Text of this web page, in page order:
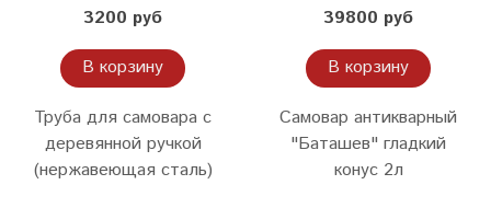
3200 руб
В корзину
Труба для самовара с
деревянной ручкой
(нержавеющая сталь)
39800 руб
В корзину
Самовар антикварный
"Баташев" гладкий
конус 2л